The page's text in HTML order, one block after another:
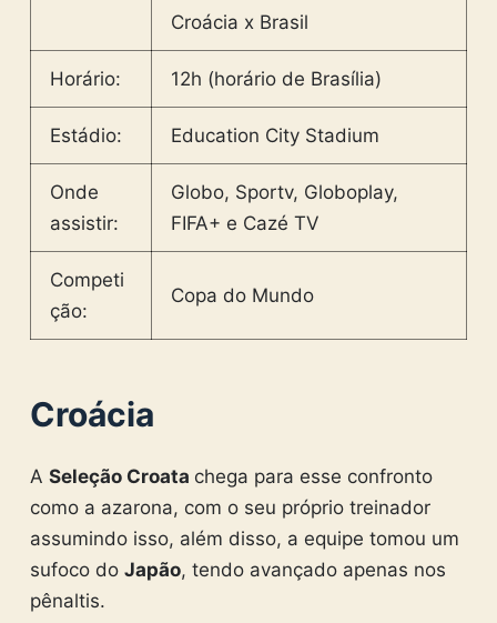
Croácia x Brasil
Horário: 12h (horário de Brasília)
Estádio: Education City Stadium
Onde
assistir:
Globo, Sportv, Globoplay,
FIFA+ e Cazé TV
Competi
ção:
Copa do Mundo
Croácia
A Seleção Croata chega para esse confronto
como a azarona, com o seu próprio treinador
assumindo isso, além disso, a equipe tomou um
sufoco do Japão, tendo avançado apenas nos
pênaltis.